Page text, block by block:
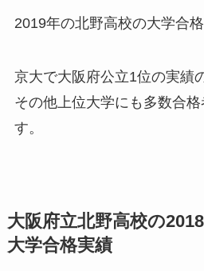
2019年の北野高校の大学合格
京大で大阪府公立1位の実績
その他上位大学にも多数合
す。
大阪府立北野高校の
大学合格実績